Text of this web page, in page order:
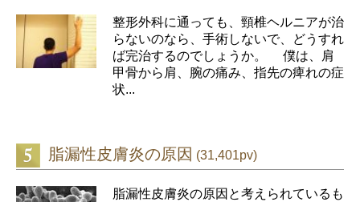
整形外科に通っても、頸椎ヘルニアが治
らないのなら、手術しないで、どうすれ
ば完治するのでしょうか。 僕は、肩
甲骨から肩、腕の痛み、指先の痺れの症
状...
脂漏性皮膚炎の原因 (31,401pv)
脂漏性皮膚炎の原因と考えられているも